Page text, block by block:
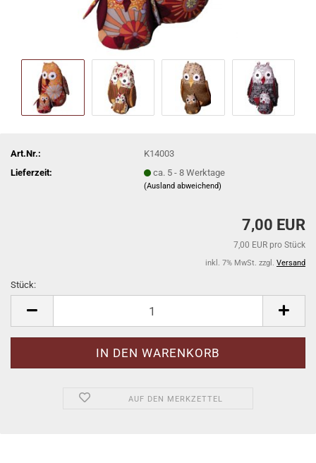
Art.Nr.:
K14003
Lieferzeit:
ca. 5 - 8 Werktage
(Ausland abweichend)
7,00 EUR
7,00 EUR pro Stück
inkl. 7% MwSt. zzgl. Versand
Stück:
AUF DEN MERKZETTEL